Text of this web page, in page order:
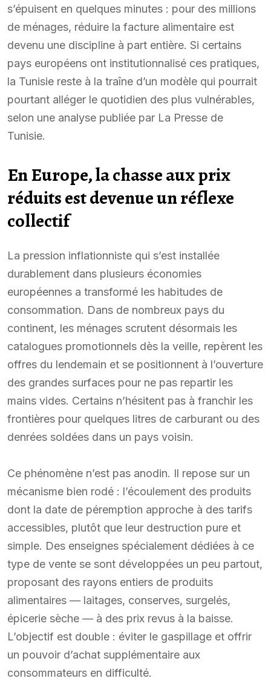
s’épuisent en quelques minutes : pour des millions
de ménages, réduire la facture alimentaire est
devenu une discipline à part entière. Si certains
pays européens ont institutionnalisé ces pratiques,
la Tunisie reste à la traîne d’un modèle qui pourrait
pourtant alléger le quotidien des plus vulnérables,
selon une analyse publiée par La Presse de
Tunisie.
En Europe, la chasse aux prix
réduits est devenue un réflexe
collectif
La pression inflationniste qui s’est installée
durablement dans plusieurs économies
européennes a transformé les habitudes de
consommation. Dans de nombreux pays du
continent, les ménages scrutent désormais les
catalogues promotionnels dès la veille, repèrent les
offres du lendemain et se positionnent à l’ouverture
des grandes surfaces pour ne pas repartir les
mains vides. Certains n’hésitent pas à franchir les
frontières pour quelques litres de carburant ou des
denrées soldées dans un pays voisin.
Ce phénomène n’est pas anodin. Il repose sur un
mécanisme bien rodé : l’écoulement des produits
dont la date de péremption approche à des tarifs
accessibles, plutôt que leur destruction pure et
simple. Des enseignes spécialement dédiées à ce
type de vente se sont développées un peu partout,
proposant des rayons entiers de produits
alimentaires — laitages, conserves, surgelés,
épicerie sèche — à des prix revus à la baisse.
L’objectif est double : éviter le gaspillage et offrir
un pouvoir d’achat supplémentaire aux
consommateurs en difficulté.